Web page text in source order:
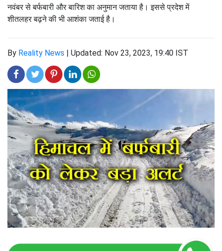
नवंबर से बर्फबारी और बारिश का अनुमान जताया है। इससे प्रदेश में
शीतलहर बढ़ने की भी आशंका जताई है।
By Reality News | Updated: Nov 23, 2023, 19:40 IST